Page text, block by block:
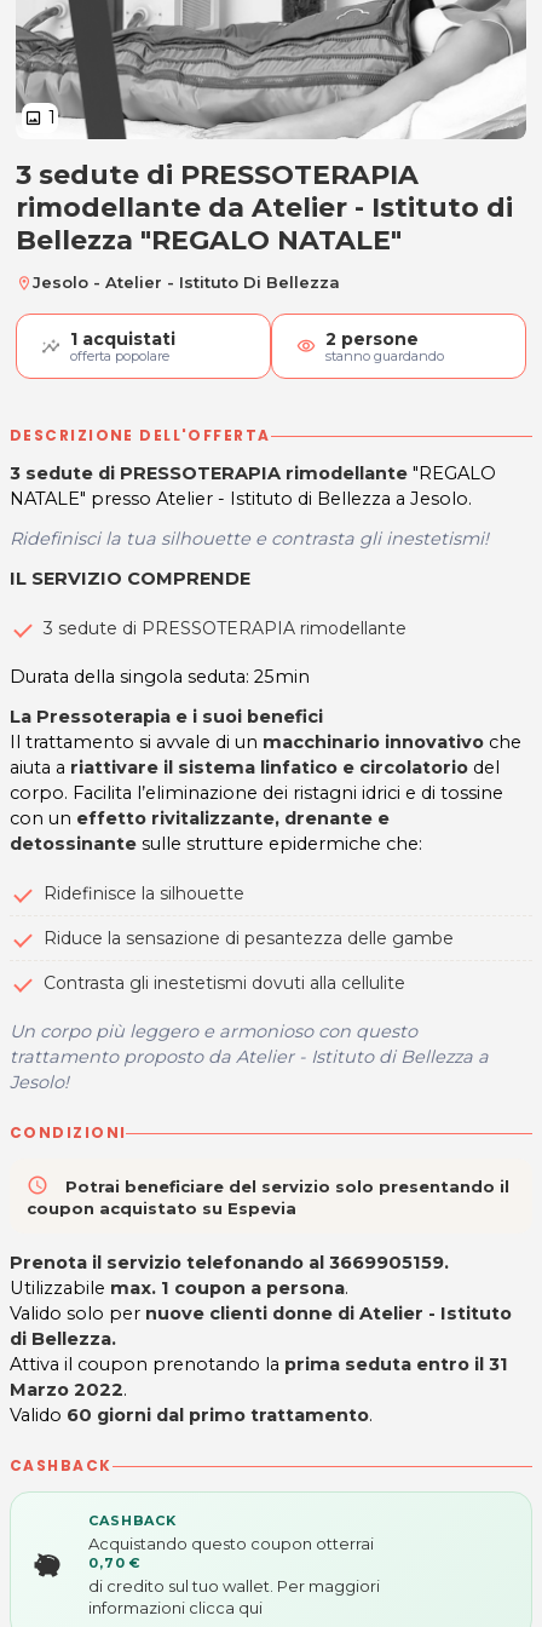
image 1
3 sedute di PRESSOTERAPIA
3 sedute di PRESSOTERAPIA
rimodellante da Atelier - Istituto di
Bellezza "REGALO NATALE"
location_on Jesolo - Atelier - Istituto Di Bellezza
1 acquistati
offerta popolare visibility 2 persone
stanno guardando
DESCRIZIONE DELL'OFFERTA
3 sedute di PRESSOTERAPIA rimodellante "REGALO
NATALE" presso Atelier - Istituto di Bellezza a Jesolo.
Ridefinisci la tua silhouette e contrasta gli inestetismi!
IL SERVIZIO COMPRENDE
3 sedute di PRESSOTERAPIA rimodellante
Durata della singola seduta: 25min
La Pressoterapia e i suoi benefici
Il trattamento si avvale di un macchinario innovativo che
aiuta a riattivare il sistema linfatico e circolatorio del
corpo. Facilita l’eliminazione dei ristagni idrici e di tossine
con un effetto rivitalizzante, drenante e
detossinante sulle strutture epidermiche che:
Ridefinisce la silhouette
Riduce la sensazione di pesantezza delle gambe
Contrasta gli inestetismi dovuti alla cellulite
Un corpo più leggero e armonioso con questo
trattamento proposto da Atelier - Istituto di Bellezza a
Jesolo!
CONDIZIONI
access_time
Potrai beneficiare del servizio solo presentando il
coupon acquistato su Espevia
Prenota il servizio telefonando al 3669905159.
Utilizzabile max. 1 coupon a persona.
Valido solo per nuove clienti donne di Atelier - Istituto
di Bellezza.
Attiva il coupon prenotando la prima seduta entro il 31
Marzo 2022.
Valido 60 giorni dal primo trattamento.
CASHBACK
CASHBACK
Acquistando questo coupon otterrai
0,70 €
di credito sul tuo wallet. Per maggiori
informazioni clicca qui